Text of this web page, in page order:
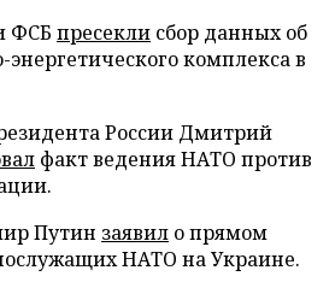
ФСБ пресекли сбор данных об
энергетического комплекса в
России Дмитрий
факт ведения НАТО против
Путин заявил о прямом
НАТО на Украине.